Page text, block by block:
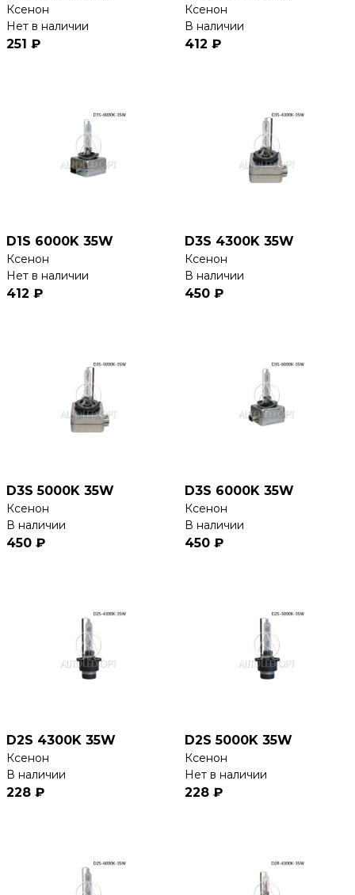
Ксенон
Нет в наличии
251 ₽
Ксенон
В наличии
412 ₽
D1S 6000K 35W
Ксенон
Нет в наличии
412 ₽
D3S 4300K 35W
Ксенон
В наличии
450 ₽
D3S 5000K 35W
Ксенон
В наличии
450 ₽
D3S 6000K 35W
Ксенон
В наличии
450 ₽
D2S 4300K 35W
Ксенон
В наличии
228 ₽
D2S 5000K 35W
Ксенон
Нет в наличии
228 ₽